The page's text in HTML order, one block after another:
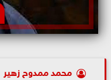
محمد ممدوح زهير